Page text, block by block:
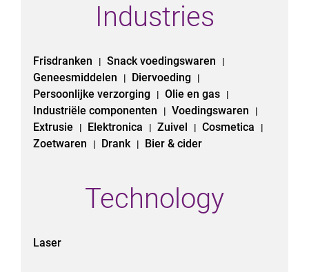
Industries
Frisdranken | Snack voedingswaren |
Geneesmiddelen | Diervoeding |
Persoonlijke verzorging | Olie en gas |
Industriële componenten | Voedingswaren |
Extrusie | Elektronica | Zuivel | Cosmetica |
Zoetwaren | Drank | Bier & cider
Technology
Laser